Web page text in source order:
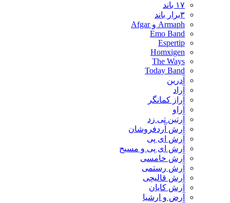
۱۷ باند
۳برار باند
Armaph و Afgar
Emo Band
Espertip
Homxigen
The Ways
Today Band
آدرین
آراد
آراز کمانگر
آراو
آرتین تی زد
آرش آردفروشان
آرش ای پی
آرش ای پی و مسیح
آرش خامسی
آرش رستمی
آرش قالیچی
آرش کایان
​آرض و ارشیا